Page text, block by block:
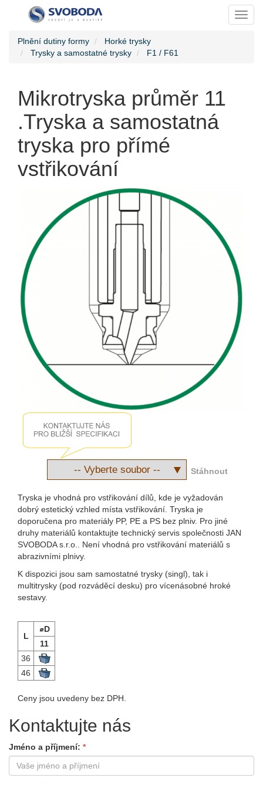
Plnění dutiny formy
Horké trysky
Trysky a samostatné trysky
F1 / F61
Mikrotryska průměr 11
.Tryska a samostatná
tryska pro přímé
vstřikování
Stáhnout
Tryska je vhodná pro vstřikování dílů, kde je vyžadován
dobrý estetický vzhled místa vstřikování. Tryska je
doporučena pro materiály PP, PE a PS bez plniv. Pro jiné
druhy materiálů kontaktujte technický servis společnosti JAN
SVOBODA s.r.o.. Není vhodná pro vstřikování materiálů s
abrazivními plnivy.
K dispozici jsou sam samostatné trysky (singl), tak i
multitrysky (pod rozváděcí desku) pro vícenásobné hroké
sestavy.
L
⌀D
11
36
46
Ceny jsou uvedeny bez DPH.
Kontaktujte nás
Jméno a příjmení